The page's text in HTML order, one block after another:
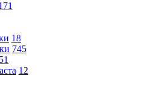
18
745
51
12